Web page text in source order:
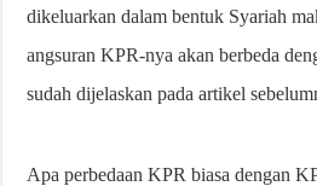
dikeluarkan dalam bentuk Syariah
angsuran KPR-nya akan berbeda
sudah dijelaskan pada artikel
Apa perbedaan KPR biasa dengan